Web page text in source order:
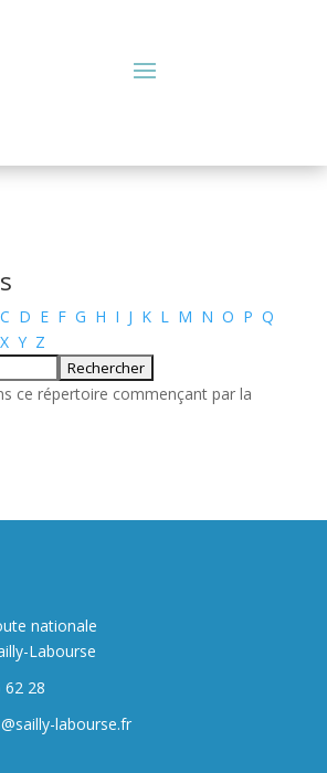
C D E F G H I J K L M N O P Q
X Y Z
ce répertoire commençant par la
nationale
Labourse
62 28
labourse.fr​